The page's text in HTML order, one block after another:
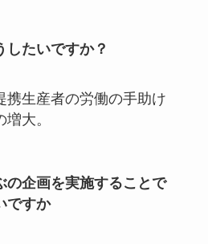
したいですか？
携生産者の労働の手助け
大。
の企画を実施することで
ですか